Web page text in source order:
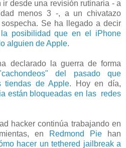
desde una revisión rutinaria - a
menos 3 -, a un chivatazo
Se ha llegado a decir
posibilidad que en el iPhone
alguien de Apple.
declarado la guerra de forma
del pasado que
tiendas de Apple. Hoy en día,
están bloqueadas en las redes
hacker continúa trabajando en
en
Redmond Pie han
hacer un tethered jailbreak a